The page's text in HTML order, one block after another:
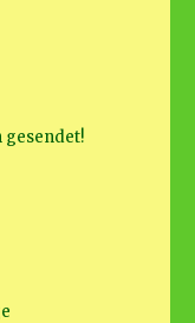
gesendet!